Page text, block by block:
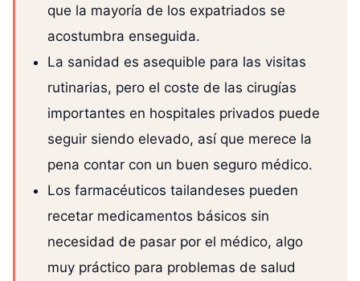
que la mayoría de los expatriados se
acostumbra enseguida.
La sanidad es asequible para las visitas
rutinarias, pero el coste de las cirugías
importantes en hospitales privados puede
seguir siendo elevado, así que merece la
pena contar con un buen seguro médico.
Los farmacéuticos tailandeses pueden
recetar medicamentos básicos sin
necesidad de pasar por el médico, algo
muy práctico para problemas de salud